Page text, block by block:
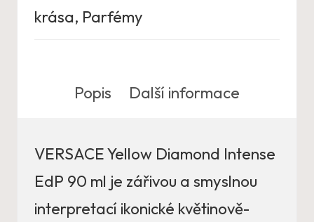
krása, Parfémy
Popis Další informace
VERSACE Yellow Diamond Intense
EdP 90 ml je zářivou a smyslnou
interpretací ikonické květinově-